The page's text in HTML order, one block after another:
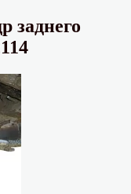
заднего